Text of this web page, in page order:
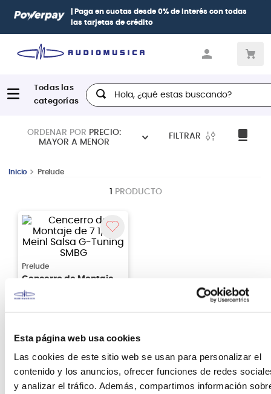
Esta página web usa cookies
Las cookies de este sitio web se usan para personalizar el
contenido y los anuncios, ofrecer funciones de redes
y analizar el tráfico. Además, compartimos información
| Paga en cuotas desde 0% de interés con todas
las tarjetas de crédito
Hola, ¿qué estas buscando?
ORDENAR POR PRECIO:
MAYOR A MENOR
FILTRAR
Prelude
1 PRODUCTO
Prelude
Cencerro de Montaje
Tuning SMBG